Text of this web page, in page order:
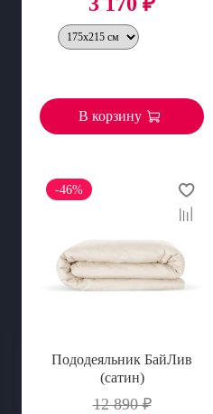
В корзину
-46%
Пододеяльник БайЛив
(сатин)
12 890 ₽